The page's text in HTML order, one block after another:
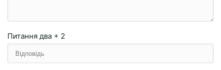
Питання два + 2